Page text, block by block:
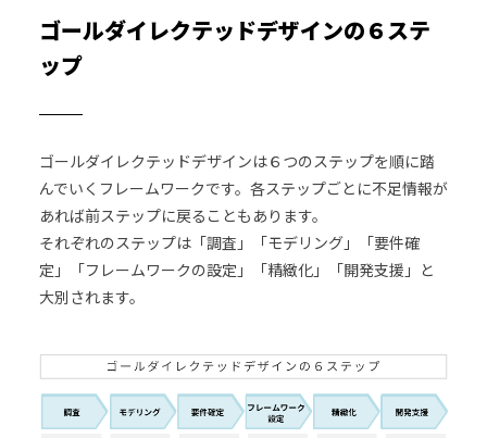
ゴールダイレクテッドデザインの６ステ
ップ
ゴールダイレクテッドデザインは６つのステップを順に踏
んでいくフレームワークです。各ステップごとに不足情報が
あれば前ステップに戻ることもあります。
それぞれのステップは「調査」「モデリング」「要件確
定」「フレームワークの設定」「精緻化」「開発支援」と
大別されます。